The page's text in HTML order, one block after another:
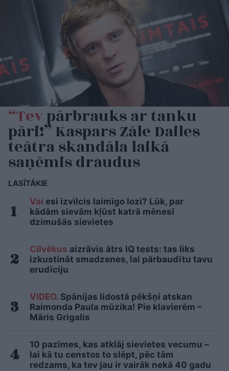
“Tevpārbrauks ar tanku
pāri!” Kaspars Zāle Dailes
teātra skandāla laikā
saņēmis draudus
LASĪTĀKIE
Vai esi izvilcis laimīgo lozi? Lūk, par
kādām sievām kļūst katrā mēnesī
dzimušās sievietes
Cilvēkus aizrāvis ātrs IQ tests: tas liks
izkustināt smadzenes, lai pārbaudītu tavu
erudīciju
VIDEO. Spānijas lidostā pēkšņi atskan
Raimonda Paula mūzika! Pie klavierēm –
Māris Grigalis
10 pazīmes, kas atklāj sievietes vecumu –
lai kā tu censtos to slēpt, pēc tām
redzams, ka tev jau ir vairāk nekā 40 gadu